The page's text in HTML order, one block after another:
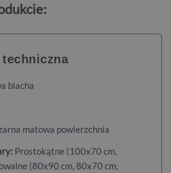
blacha
matowa powierzchnia
Prostokątne (100x70 cm,
(80x90 cm, 80x70 cm,